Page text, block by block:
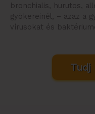
bronchialis, hurutos,
gyökereinél, – azaz a
vírusokat és